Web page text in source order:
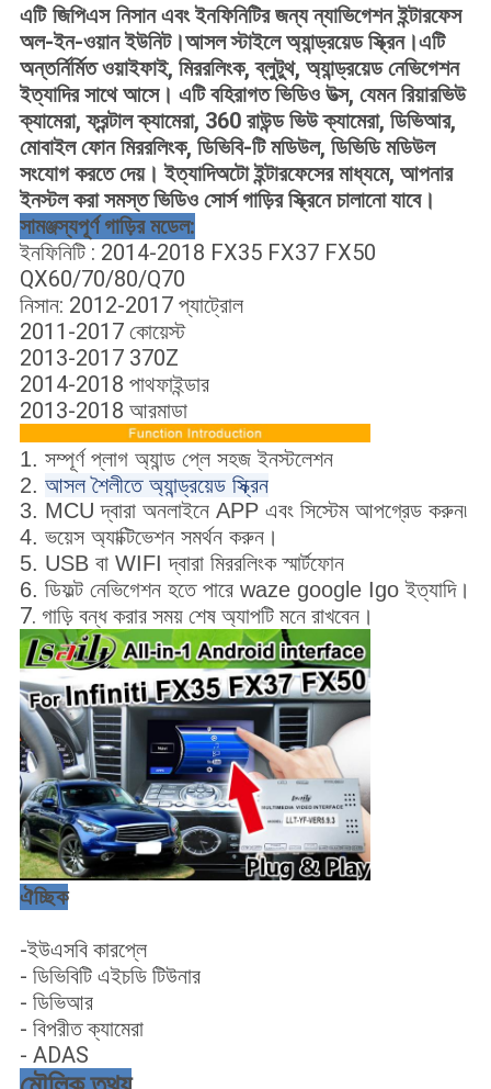
এটি জিপিএস নিসান এবং ইনফিনিটির জন্য ন্যাভিগেশন ইন্টারফেস
অল-ইন-ওয়ান ইউনিট।আসল স্টাইলে অ্যান্ড্রয়েড স্ক্রিন।এটি
অন্তর্নির্মিত ওয়াইফাই, মিররলিংক, ব্লুটুথ, অ্যান্ড্রয়েড নেভিগেশন
ইত্যাদির সাথে আসে। এটি বহিরাগত ভিডিও উত্স, যেমন রিয়ারভিউ
ক্যামেরা, ফ্রন্টাল ক্যামেরা, 360 রাউন্ড ভিউ ক্যামেরা, ডিভিআর,
মোবাইল ফোন মিররলিংক, ডিভিবি-টি মডিউল, ডিভিডি মডিউল
সংযোগ করতে দেয়। ইত্যাদিঅটো ইন্টারফেসের মাধ্যমে, আপনার
ইনস্টল করা সমস্ত ভিডিও সোর্স গাড়ির স্ক্রিনে চালানো যাবে।
সামঞ্জস্যপূর্ণ গাড়ির মডেল:
ইনফিনিটি : 2014-2018 FX35 FX37 FX50
QX60/70/80/Q70
নিসান: 2012-2017 প্যাট্রোল
2011-2017 কোয়েস্ট
2013-2017 370Z
2014-2018 পাথফাইন্ডার
2013-2018 আরমাডা
1. সম্পূর্ণ প্লাগ অ্যান্ড প্লে সহজ ইনস্টলেশন
2. আসল শৈলীতে অ্যান্ড্রয়েড স্ক্রিন
3. MCU দ্বারা অনলাইনে APP এবং সিস্টেম আপগ্রেড করুন৷
4. ভয়েস অ্যাক্টিভেশন সমর্থন করুন।
5. USB বা WIFI দ্বারা মিররলিংক স্মার্টফোন
6. ডিফল্ট নেভিগেশন হতে পারে waze google Igo ইত্যাদি।
7. গাড়ি বন্ধ করার সময় শেষ অ্যাপটি মনে রাখবেন।
ঐচ্ছিক
-ইউএসবি কারপ্লে
- ডিভিবিটি এইচডি টিউনার
- ডিভিআর
- বিপরীত ক্যামেরা
- ADAS